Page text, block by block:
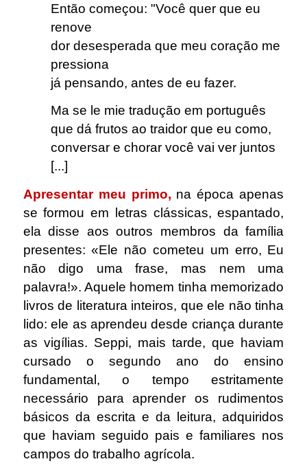
Então começou: "Você quer que eu
renove
dor desesperada que meu coração me
pressiona
já pensando, antes de eu fazer.
Ma se le mie tradução em português
que dá frutos ao traidor que eu como,
conversar e chorar você vai ver juntos
[...]
Apresentar meu primo, na época apenas
se formou em letras clássicas, espantado,
ela disse aos outros membros da família
presentes: «Ele não cometeu um erro, Eu
não digo uma frase, mas nem uma
palavra!». Aquele homem tinha memorizado
livros de literatura inteiros, que ele não tinha
lido: ele as aprendeu desde criança durante
as vigílias. Seppi, mais tarde, que haviam
cursado o segundo ano do ensino
fundamental, o tempo estritamente
necessário para aprender os rudimentos
básicos da escrita e da leitura, adquiridos
que haviam seguido pais e familiares nos
campos do trabalho agrícola.